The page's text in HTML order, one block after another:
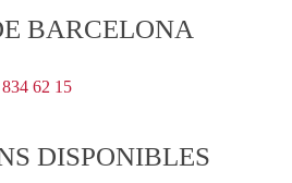
BARCELONA
62 15
DISPONIBLES